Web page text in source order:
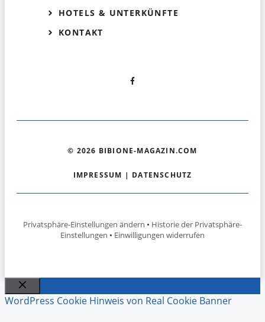
HOTELS & UNTERKÜNFTE
KONTAKT
© 2026 BIBIONE-MAGAZIN.COM
IMPRESSUM | DATENSCHUTZ
Privatsphäre-Einstellungen ändern • Historie der Privatsphäre-
Einstellungen • Einwilligungen widerrufen
Schließen
WordPress Cookie Hinweis von Real Cookie Banner